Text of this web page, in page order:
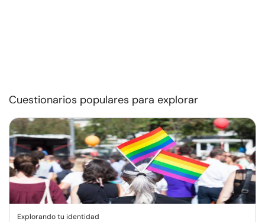
Cuestionarios populares para explorar
Explorando tu identidad